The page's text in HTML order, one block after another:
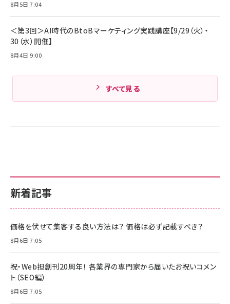
新着記事
価格を伏せて集客する良い方法は？ 価格は必ず記載すべき？
8月6日 7:05
祝・Web担創刊20周年！ 各業界の専門家から届いたお祝いコメン
ト（SEO編）
8月6日 7:05
8月5日 7:04
＜第3回＞AI時代のBtoBマーケティング実践講座【9/29（火）・
30（水）開催】
8月4日 9:00
すべて見る